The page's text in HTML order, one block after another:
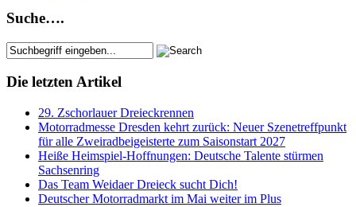
Suche….
Die letzten Artikel
29. Zschorlauer Dreieckrennen
Motorradmesse Dresden kehrt zurück: Neuer Szenetreffpunkt
für alle Zweiradbeigeisterte zum Saisonstart 2027
Heiße Heimspiel-Hoffnungen: Deutsche Talente stürmen
Sachsenring
Das Team Weidaer Dreieck sucht Dich!
Deutscher Motorradmarkt im Mai weiter im Plus